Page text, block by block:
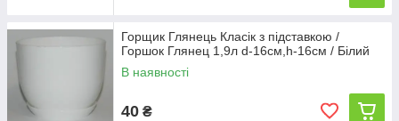
Горщик Глянець Класік з підставкою /
Горшок Глянец 1,9л d-16см,h-16см / Білий
В наявності
40 ₴